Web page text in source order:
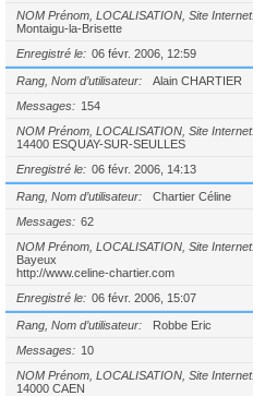
NOM Prénom, LOCALISATION, Site Internet
Montaigu-la-Brisette
Enregistré le
06 févr. 2006, 12:59
Rang, Nom d’utilisateur
Alain CHARTIER
Messages
154
NOM Prénom, LOCALISATION, Site Internet
14400 ESQUAY-SUR-SEULLES
Enregistré le
06 févr. 2006, 14:13
Rang, Nom d’utilisateur
Chartier Céline
Messages
62
NOM Prénom, LOCALISATION, Site Internet
Bayeux
http://www.celine-chartier.com
Enregistré le
06 févr. 2006, 15:07
Rang, Nom d’utilisateur
Robbe Eric
Messages
10
NOM Prénom, LOCALISATION, Site Internet
14000 CAEN